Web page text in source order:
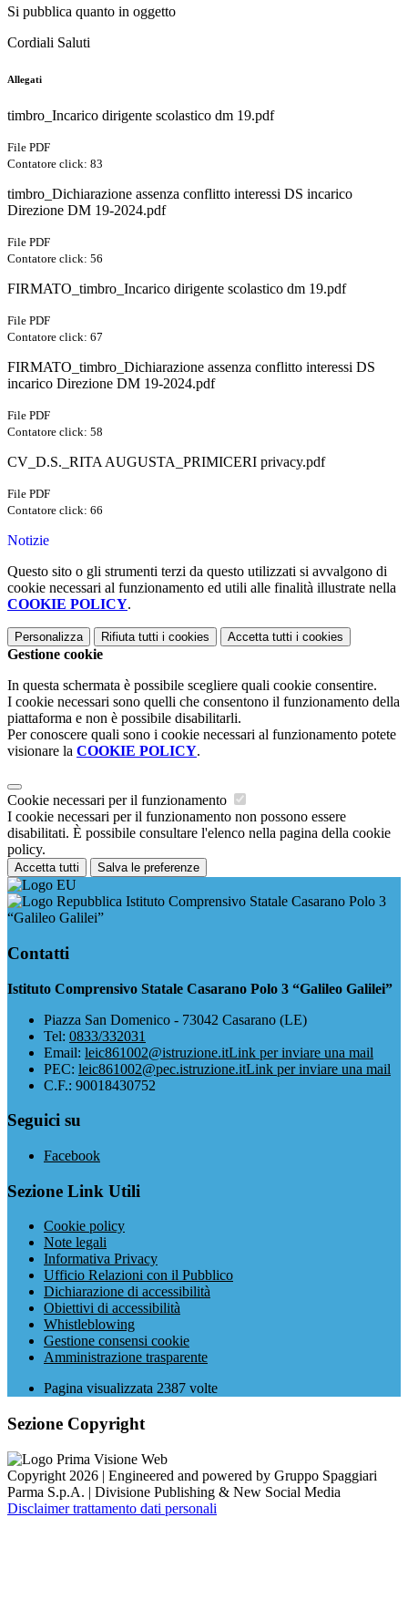
Si pubblica quanto in oggetto
Cordiali Saluti
Allegati
timbro_Incarico dirigente scolastico dm 19.pdf
File PDF
Contatore click: 83
timbro_Dichiarazione assenza conflitto interessi DS incarico
Direzione DM 19-2024.pdf
File PDF
Contatore click: 56
FIRMATO_timbro_Incarico dirigente scolastico dm 19.pdf
File PDF
Contatore click: 67
FIRMATO_timbro_Dichiarazione assenza conflitto interessi DS
incarico Direzione DM 19-2024.pdf
File PDF
Contatore click: 58
CV_D.S._RITA AUGUSTA_PRIMICERI privacy.pdf
File PDF
Contatore click: 66
Notizie
Questo sito o gli strumenti terzi da questo utilizzati si avvalgono di
cookie necessari al funzionamento ed utili alle finalità illustrate nella
COOKIE POLICY.
Personalizza Rifiuta tutti i cookies Accetta tutti i cookies
Gestione cookie
In questa schermata è possibile scegliere quali cookie consentire.
I cookie necessari sono quelli che consentono il funzionamento della
piattaforma e non è possibile disabilitarli.
Per conoscere quali sono i cookie necessari al funzionamento potete
visionare la COOKIE POLICY.
Cookie necessari per il funzionamento
I cookie necessari per il funzionamento non possono essere
disabilitati. È possibile consultare l'elenco nella pagina della cookie
policy.
Accetta tutti Salva le preferenze
Istituto Comprensivo Statale Casarano Polo 3
“Galileo Galilei”
Contatti
Istituto Comprensivo Statale Casarano Polo 3 “Galileo Galilei”
Piazza San Domenico - 73042 Casarano (LE)
Tel: 0833/332031
Email: leic861002@istruzione.itLink per inviare una mail
PEC: leic861002@pec.istruzione.itLink per inviare una mail
C.F.: 90018430752
Seguici su
Facebook
Sezione Link Utili
Cookie policy
Note legali
Informativa Privacy
Ufficio Relazioni con il Pubblico
Dichiarazione di accessibilità
Obiettivi di accessibilità
Whistleblowing
Gestione consensi cookie
Amministrazione trasparente
Pagina visualizzata 2387 volte
Sezione Copyright
Copyright 2026 | Engineered and powered by Gruppo Spaggiari
Parma S.p.A. | Divisione Publishing & New Social Media
Disclaimer trattamento dati personali